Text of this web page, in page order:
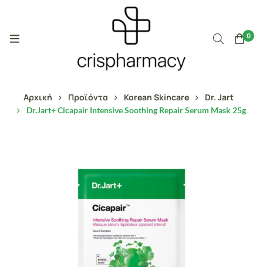
0
Αρχική Προϊόντα Korean Skincare Dr. Jart
Dr.Jart+ Cicapair Intensive Soothing Repair Serum Mask 25g